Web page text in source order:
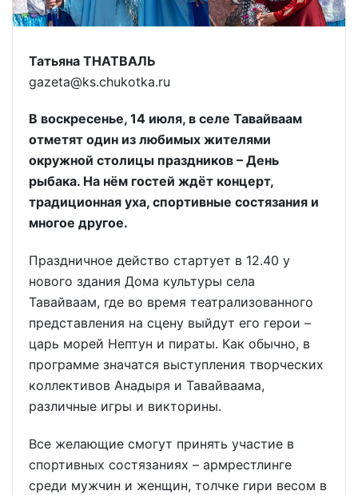
Татьяна ТНАТВАЛЬ
gazeta@ks.chukotka.ru
В воскресенье, 14 июля, в селе Тавай­ваам
отметят один из любимых жите­лями
окружной столицы праздников – День
рыбака. На нём гостей ждёт концерт,
традиционная уха, спортивные состязания и
многое другое.
Праздничное действо стартует в 12.40 у
нового здания Дома культуры села
Тавайваам, где во время театрализованного
представления на сцену выйдут его герои –
царь морей Нептун и пираты. Как обычно, в
программе значатся выступления творческих
коллективов Анадыря и Тавайваама,
различные игры и викторины.
Все желающие смогут принять участие в
спортивных состязаниях – армрестлинге
среди мужчин и женщин, толчке гири весом в